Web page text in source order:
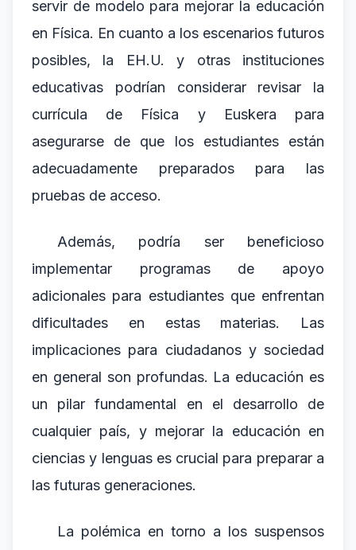
servir de modelo para mejorar la educación
en Física. En cuanto a los escenarios futuros
posibles, la EH.U. y otras instituciones
educativas podrían considerar revisar la
currícula de Física y Euskera para
asegurarse de que los estudiantes están
adecuadamente preparados para las
pruebas de acceso.
Además, podría ser beneficioso
implementar programas de apoyo
adicionales para estudiantes que enfrentan
dificultades en estas materias. Las
implicaciones para ciudadanos y sociedad
en general son profundas. La educación es
un pilar fundamental en el desarrollo de
cualquier país, y mejorar la educación en
ciencias y lenguas es crucial para preparar a
las futuras generaciones.
La polémica en torno a los suspensos